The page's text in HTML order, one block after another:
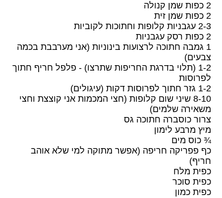
2 כפות שמן קנולה
2 כפות שמן זית
2-3 עגבניות קלופות וחתוכות לקוביות
2 כפות רסק עגבניות
1 גמבה חתוכה לרצועות בינוניות (אני מערבבת בכמה
צבעים)
1-2 (תלוי בדרגת החריפות שתרצו) - פלפל חריף חתוך
לפרוסות
1-2 גזר חתוך לפרוסות דקות (עיגולים)
8-10 שיני שום קלופות (חצי המכמות אני קוצצת וחצי
משאירה שלמים)
צרור כוסברה חתוכה גס
מיץ מרבע לימון
¾ כוס מים
כף פפריקה חריפה (אפשר מתוקה למי שלא אוהב
חריף)
כפית מלח
כפית סוכר
כפית כמון